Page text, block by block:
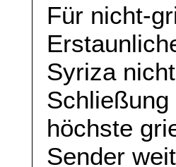
Für nicht-
Syriza
höchste
Sender